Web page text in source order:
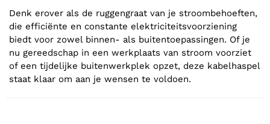
Denk erover als de ruggengraat van je stroombehoeften,
die efficiënte en constante elektriciteitsvoorziening
biedt voor zowel binnen- als buitentoepassingen. Of je
nu gereedschap in een werkplaats van stroom voorziet
of een tijdelijke buitenwerkplek opzet, deze kabelhaspel
staat klaar om aan je wensen te voldoen.